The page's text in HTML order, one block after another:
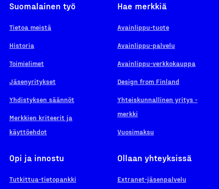
Suomalainen työ
Tietoa meistä
Historia
Toimielimet
Jäsenyritykset
Yhdistyksen säännöt
Merkkien kriteerit ja
käyttöehdot
Hae merkkiä
Avainlippu-tuote
Avainlippu-palvelu
Avainlippu-verkkokauppa
Design from Finland
Yhteiskunnallinen yritys -
merkki
Vuosimaksu
Opi ja innostu
Tutkittua-tietopankki
Ollaan yhteyksissä
Extranet-jäsenpalvelu